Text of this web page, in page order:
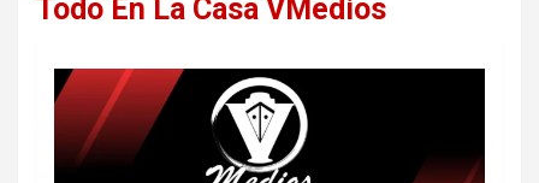
Todo En La Casa VMedios